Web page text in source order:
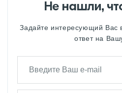
Не нашли,
Задайте интересующий
ответ на